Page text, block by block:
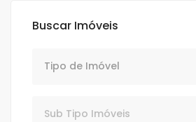
Buscar Imóveis
Tipo de Imóvel
Sub Tipo Imóveis